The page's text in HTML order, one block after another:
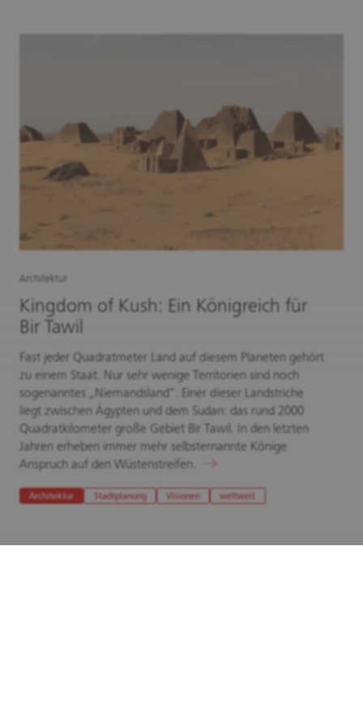
Architektur
Kingdom of Kush: Ein Königreich für
Bir Tawil
Fast jeder Quadratmeter Land auf diesem Planeten gehört
zu einem Staat. Nur sehr wenige Territorien sind noch
sogenanntes „Niemandsland“. Einer dieser Landstriche
liegt zwischen Ägypten und dem Sudan: das rund 2000
Quadratkilometer große Gebiet Bir Tawil. In den letzten
Jahren erheben immer mehr selbsternannte Könige
Anspruch auf den Wüstenstreifen.
Architektur Stadtplanung Visionen weltweit